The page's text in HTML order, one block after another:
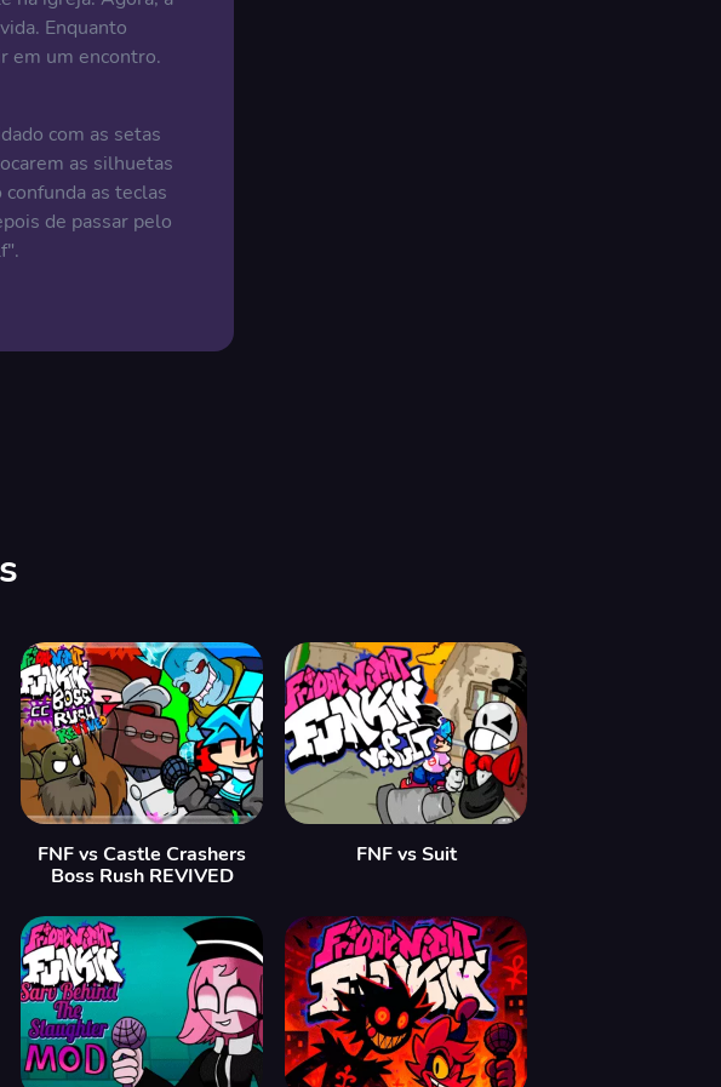
Enquanto
em um encontro.
com as setas
as silhuetas
as teclas
de passar pelo
FNF vs Castle Crashers
Boss Rush REVIVED
FNF vs Suit